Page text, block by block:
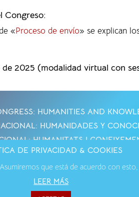
Congreso:
«Proceso de envío» se explican
2025 (modalidad virtual con
HUMANITIES AND
HUMANIDADES Y
HUMANITATS I
de Cookies· Política de Privacidad·
DE PRIVACIDAD & COOKIES
que está de acuerdo con
LEER MÁS